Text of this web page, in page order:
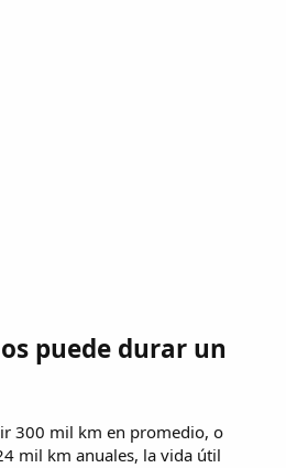
puede durar un
300 mil km en promedio, o
mil km anuales, la vida útil